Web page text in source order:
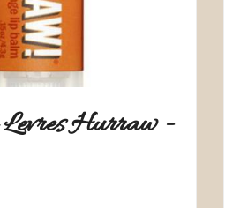
Hurraw -